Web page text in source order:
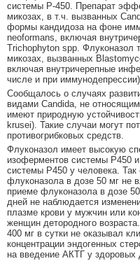
системы Р-450. Препарат
микозах, в т.ч. вызванных
формы кандидоза на фоне
neoformans, включая
Trichophyton spp. Флуконазол
микозах, вызванных
включая внутричерепные
числе и при
Сообщалось о случаях
видами Candida, не
имеют природную
krusei). Такие случаи могут
противогрибковых средств.
Флуконазол имеет высокую
изоферментов системы Р450
системы Р450 у человека. Так
флуконазола в дозе 50 мг не
приеме флуконазола в дозе
дней не наблюдается
плазме крови у мужчин или
женщин детородного
400 мг в сутки не оказывал
концентрации эндогенных
на введение АКТГ у здоровых